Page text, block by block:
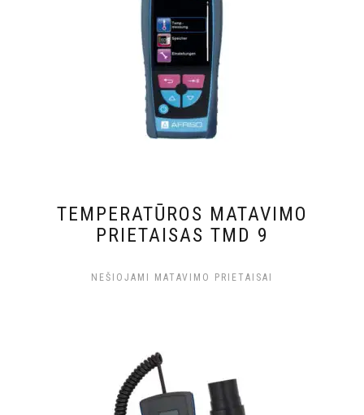
TEMPERATŪROS MATAVIMO
PRIETAISAS TMD 9
NEŠIOJAMI MATAVIMO PRIETAISAI